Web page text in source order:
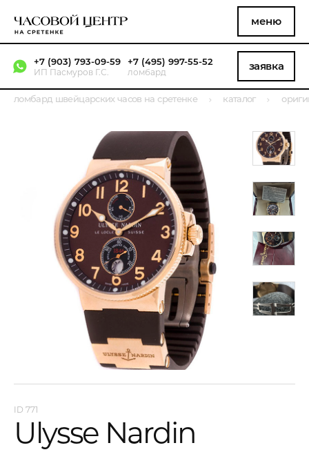
меню
+7 (903) 793-09-59
ИП Пасмуров Г.С.
+7 (495) 997-55-52
ломбард заявка
ломбард швейцарских часов на сретенке каталог
771
Ulysse Nardin